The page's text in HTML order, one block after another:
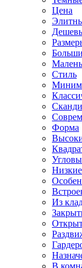
Цена
Стиль
Форма
Низкие
Из
В